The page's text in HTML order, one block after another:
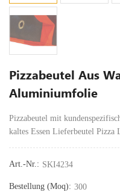
Pizzabeutel Aus
Aluminiumfolie
Pizzabeutel mit
kaltes Essen Lieferbeutel Pizza
Art.-Nr.: SKI4234
Bestellung (moq): 300